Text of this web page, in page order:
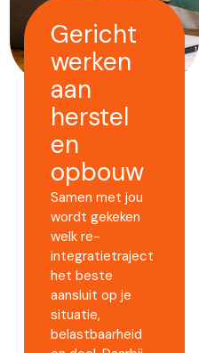
Gericht
werken
aan
herstel
en
opbouw
Samen met jou
wordt gekeken
welk re-
integratietraject
het beste
aansluit op je
situatie,
belastbaarheid